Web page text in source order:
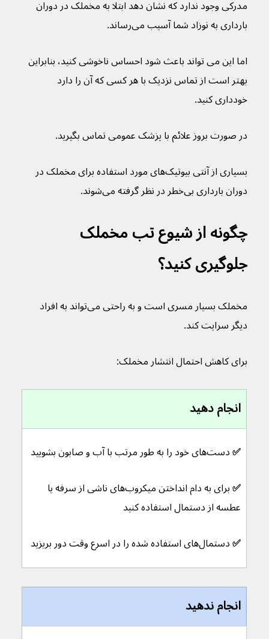
مدرکی وجود ندارد که نشان دهد ابتلا به مخملک در دوران
بارداری به نوزاد شما آسیب می‌رساند.
اما این می تواند باعث شود احساس ناخوشی کنید، بنابراین
بهتر است از تماس نزدیک با هر کسی که آن را دارد
خودداری کنید.
در صورت بروز علائم با پزشک عمومی تماس بگیرید.
بسیاری از آنتی بیوتیک‌های مورد استفاده برای مخملک در
دوران بارداری بی‌خطر در نظر گرفته می‌شوند.
چگونه از شیوع تب مخملک
جلوگیری کنید؟
مخملک بسیار مسری است و به راحتی می‌تواند به افراد
دیگر سرایت کند.
برای کاهش احتمال انتشار مخملک:
انجام دهید
✅ دست‌های خود را به طور مرتب با آب و صابون بشویید
✅
برای به دام انداختن میکروب‌های ناشی از سرفه یا
عطسه از دستمال استفاده کنید
✅ دستمال‌های استفاده شده را در اسرع وقت دور بریزید
انجام ندهید